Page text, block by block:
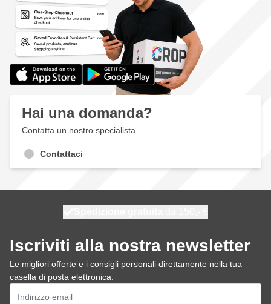
Hai una domanda?
Contatta un nostro specialista
Contattaci
Iscriviti alla nostra newsletter
Le migliori offerte e i consigli personali direttamente nella tua
casella di posta elettronica.